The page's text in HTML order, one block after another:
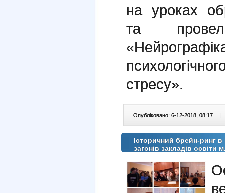
на уроках
та
стресу».
Опубліковано: 6-12-2018, 08:17 |
Історичний брейн-ринг
загонів закладів освіти